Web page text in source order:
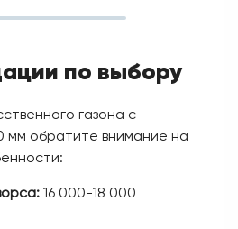
по выбору
газона с
мм обратите внимание на
16 000-18 000